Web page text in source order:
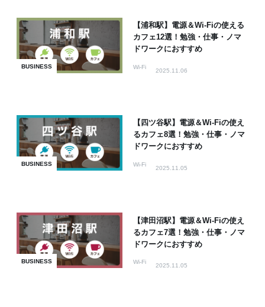
BUSINESS
【浦和駅】電源＆Wi-Fiの使える
カフェ12選！勉強・仕事・ノマ
ドワークにおすすめ
Wi-Fi
2025.11.06
BUSINESS
【四ツ谷駅】電源＆Wi-Fiの使え
るカフェ8選！勉強・仕事・ノマ
ドワークにおすすめ
Wi-Fi
2025.11.05
BUSINESS
【津田沼駅】電源＆Wi-Fiの使え
るカフェ7選！勉強・仕事・ノマ
ドワークにおすすめ
Wi-Fi
2025.11.05